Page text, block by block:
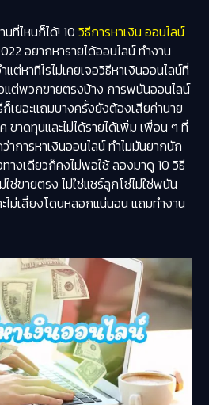
ที่ไหนก็ได้! 10 วิธีการหาเงิน ออนไลน์
อยากหารายได้ออนไลน์ ทำงาน
ต่หาทีไรไม่เคยเจอวิธีหาเงินออนไลน์ที่
แต่พวกขายตรงบ้าง การพนันออนไลน์
เยอะแถมบางครั้งยังต้องเสียค่านาย
าดทุนและไม่ได้รายได้เพิ่ม เพื่อน ๆ ที่
การหาเงินออนไลน์ ทำไมมันยากนัก
างเดียวก็คงไม่พอใช้ ลองมาดู 10 วิธี
ช่ขายตรง ไม่ใช่แชร์ลูกโซ่ไม่ใช่พนัน
ไม่เสี่ยงโดนหลอกแน่นอน แถมทำงาน